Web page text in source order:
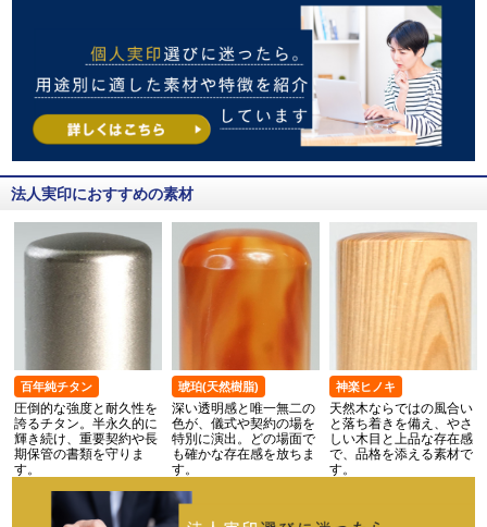
法人実印におすすめの素材
百年純チタン
圧倒的な強度と耐久性を
誇るチタン。半永久的に
輝き続け、重要契約や長
期保管の書類を守りま
す。
琥珀(天然樹脂)
深い透明感と唯一無二の
色が、儀式や契約の場を
特別に演出。どの場面で
も確かな存在感を放ちま
す。
神楽ヒノキ
天然木ならではの風合い
と落ち着きを備え、やさ
しい木目と上品な存在感
で、品格を添える素材で
す。